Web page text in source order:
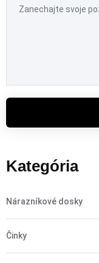
Kategória
Nárazníkové dosky
Činky